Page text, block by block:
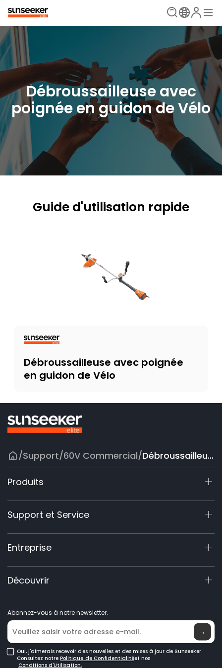
Débroussailleuse avec
poignée en guidon de Vélo
Guide d'utilisation rapide
Débroussailleuse avec poignée
en guidon de Vélo
/Support/60V Commercial/ Débroussailleuse à Guidon Vélo
Produits
X9 Série
X4
X7 / X7 Plus Gen 2
X5 Gen 2
X3 Gen 2
60V Commercial
Tondeuses Robotisées
Robots tondeuses GPS
Tondeuses Robotisées pour Grandes Pelouses
Support et Service
Centre de Support
Enregistrement de Garantie
Demande de Produit
Manuels et Vidéos
Entreprise
À Propos de Nous
Elite Lab
Trouver un Revendeur
Découvrir
Abonnez-vous à notre newsletter.
→
Oui, j'aimerais recevoir des nouvelles et des mises à jour de Sunseeker.
Consultez notre Politique de Confidentialitéet nos
Conditions d'Utilisation.